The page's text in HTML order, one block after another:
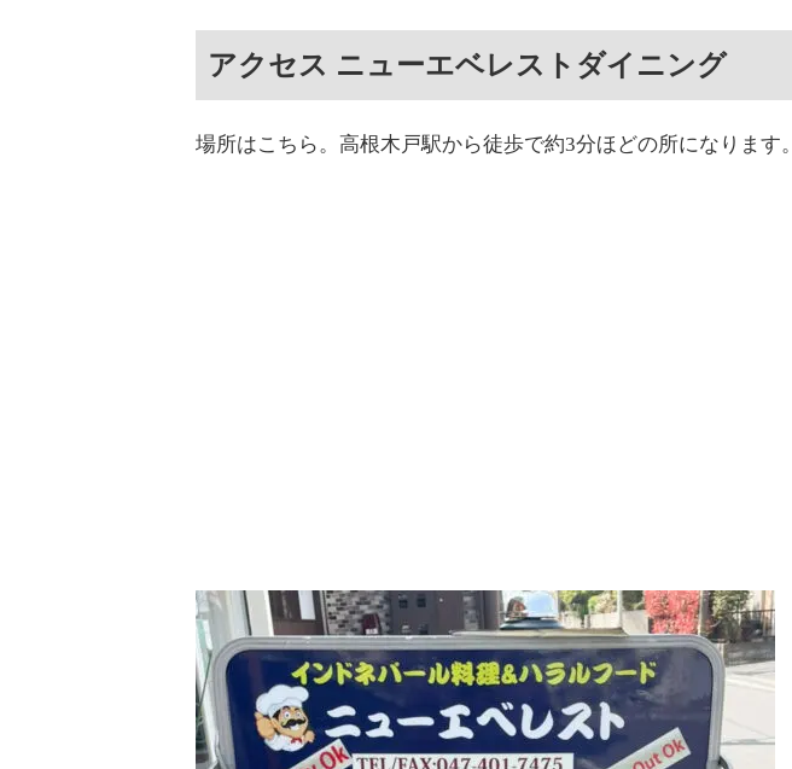
アクセス ニューエベレストダイニング
場所はこちら。高根木戸駅から徒歩で約3分ほどの所になります。